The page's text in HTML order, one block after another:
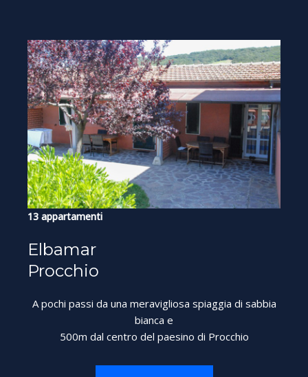
13 appartamenti
Elbamar
Procchio
A pochi passi da una meravigliosa spiaggia di sabbia
bianca e
500m dal centro del paesino di Procchio